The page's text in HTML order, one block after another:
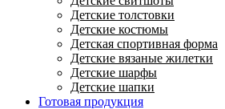
Детские толстовки
Детские костюмы
Детская спортивная форма
Детские вязаные жилетки
Детские шарфы
Детские шапки
Готовая продукция